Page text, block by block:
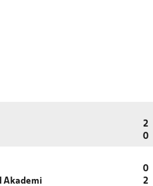
2
0
0
Akademi
2